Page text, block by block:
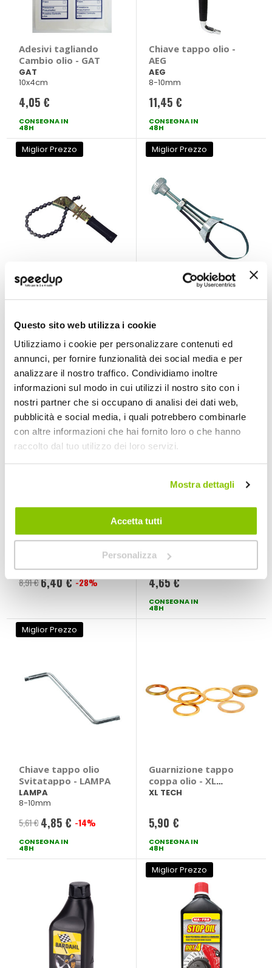
Questo sito web utilizza i cookie
Utilizziamo i cookie per personalizzare contenuti ed
annunci, per fornire funzionalità dei social media e per
analizzare il nostro traffico. Condividiamo inoltre
informazioni sul modo in cui utilizzi il nostro sito con i
nostri partner che si occupano di analisi dei dati web,
pubblicità e social media, i quali potrebbero combinarle
con altre informazioni che hai fornito loro o che hanno
raccolto dal tuo utilizzo dei loro servizi.
Mostra dettagli
Accetta tutti
Personalizza
Adesivi tagliando
Cambio olio - GAT
GAT
10x4cm
4,05 €
CONSEGNA IN
48H
Chiave tappo olio -
AEG
AEG
8-10mm
11,45 €
CONSEGNA IN
48H
Miglior Prezzo
Chiave tappo olio
Svitafiltro - LAMPA
A Catena
9,15 € Prezzo
speciale
7,50 € -18%
CONSEGNA IN
48H
Miglior Prezzo
Chiave tappo olio
Svitafiltro - LAMPA
A Cinghia
8,42 €Prezzo
speciale
5,10 € -39%
CONSEGNA IN
48H
Miglior Prezzo
Svitafiltro - LAMPA
8,91 € Prezzo
6,40 € -28%
Chiave tappo olio
Svitatappo - LAMPA
LAMPA
12mm
4,65 €
CONSEGNA IN
48H
Miglior Prezzo
Chiave tappo olio
Svitatappo - LAMPA
LAMPA
8-10mm
5,61 € Prezzo
speciale
4,85 € -14%
CONSEGNA IN
48H
Guarnizione tappo
coppa olio - XL
TECH
XL TECH
5,90 €
CONSEGNA IN
48H
Miglior Prezzo